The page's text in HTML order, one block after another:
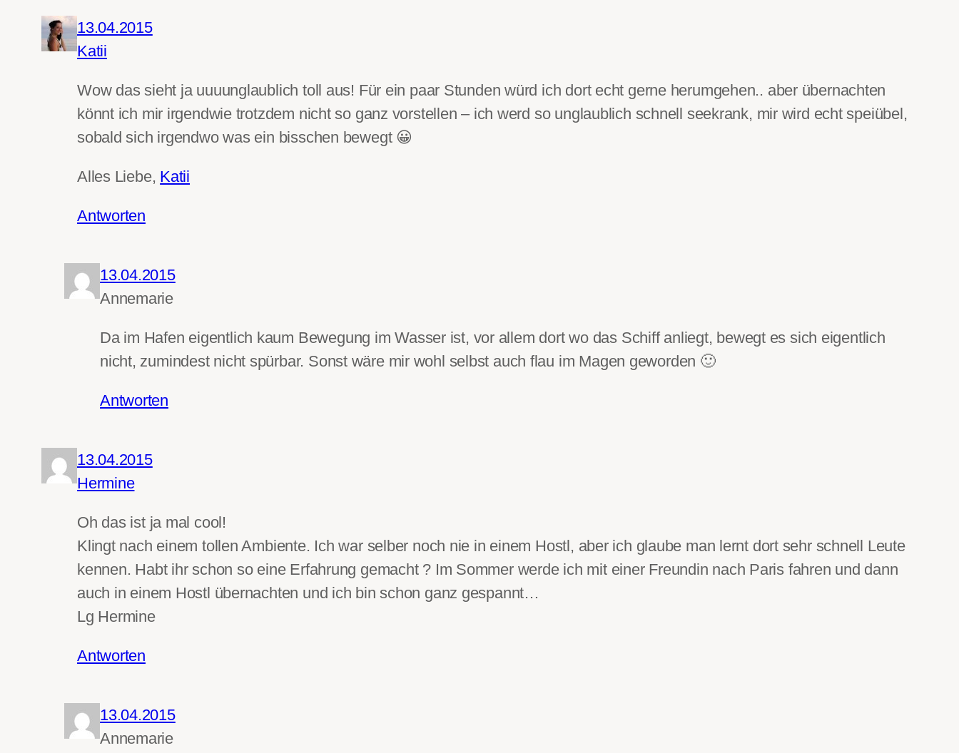
13.04.2015
Katii
Wow das sieht ja uuuunglaublich toll aus! Für ein paar Stunden würd ich dort echt gerne herumgehen.. aber übernachten
könnt ich mir irgendwie trotzdem nicht so ganz vorstellen – ich werd so unglaublich schnell seekrank, mir wird echt speiübel,
sobald sich irgendwo was ein bisschen bewegt 😀
Alles Liebe, Katii
Antworten
13.04.2015
Annemarie
Da im Hafen eigentlich kaum Bewegung im Wasser ist, vor allem dort wo das Schiff anliegt, bewegt es sich eigentlich
nicht, zumindest nicht spürbar. Sonst wäre mir wohl selbst auch flau im Magen geworden 🙂
Antworten
13.04.2015
Hermine
Oh das ist ja mal cool!
Klingt nach einem tollen Ambiente. Ich war selber noch nie in einem Hostl, aber ich glaube man lernt dort sehr schnell Leute
kennen. Habt ihr schon so eine Erfahrung gemacht ? Im Sommer werde ich mit einer Freundin nach Paris fahren und dann
auch in einem Hostl übernachten und ich bin schon ganz gespannt…
Lg Hermine
Antworten
13.04.2015
Annemarie